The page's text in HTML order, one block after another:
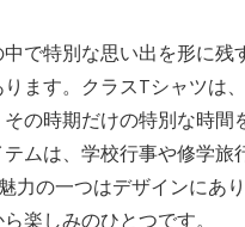
日
で特別な思い出を形に
ます。 クラスTシャツは
の時期だけの特別な時
ムは、学校行事や修学旅
力の一つはデザインにあ
楽しみのひとつです。